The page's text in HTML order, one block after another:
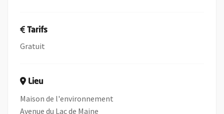
Tarifs
Gratuit
Lieu
Maison de l'environnement
Avenue du Lac de Maine